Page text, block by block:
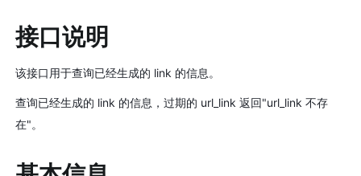
接口说明
该接口用于查询已经生成的 link 的信息。​
查询已经生成的 link 的信息，过期的 url_link 返回"url_link 不存
在"。